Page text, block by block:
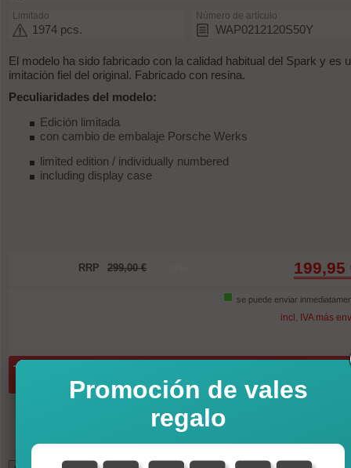
Limitado
1974 pcs.
Número de artículo
WAP0212120S50Y
El modelo ha sido fabricado con la calidad habitual del Spark y es
imitación fiel del original. Fabricado con resina.
Peculiaridades del modelo:
Edición limitada
con cambio de embalaje Porsche Werks
limited edition / individually numbered
including display case
RRP 299,00 € 199,95
se puede enviar
incl. IVA más
Promoción de vales
regalo